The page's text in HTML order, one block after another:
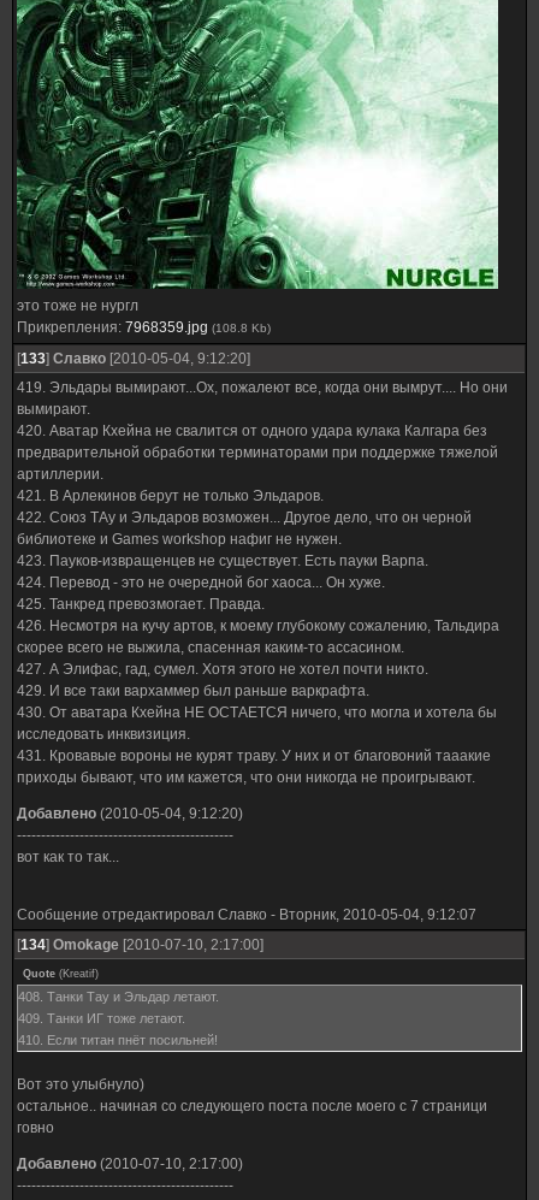
это тоже не нургл
Прикрепления: 7968359.jpg (108.8 Kb)
[133] Славко [2010-05-04, 9:12:20]
419. Эльдары вымирают...Ох, пожалеют все, когда они вымрут.... Но они
вымирают.
420. Аватар Кхейна не свалится от одного удара кулака Калгара без
предварительной обработки терминаторами при поддержке тяжелой
артиллерии.
421. В Арлекинов берут не только Эльдаров.
422. Союз ТАу и Эльдаров возможен... Другое дело, что он черной
библиотеке и Games workshop нафиг не нужен.
423. Пауков-извращенцев не существует. Есть пауки Варпа.
424. Перевод - это не очередной бог хаоса... Он хуже.
425. Танкред превозмогает. Правда.
426. Несмотря на кучу артов, к моему глубокому сожалению, Тальдира
скорее всего не выжила, спасенная каким-то ассасином.
427. А Элифас, гад, сумел. Хотя этого не хотел почти никто.
429. И все таки вархаммер был раньше варкрафта.
430. От аватара Кхейна НЕ ОСТАЕТСЯ ничего, что могла и хотела бы
исследовать инквизиция.
431. Кровавые вороны не курят траву. У них и от благовоний тааакие
приходы бывают, что им кажется, что они никогда не проигрывают.
Добавлено (2010-05-04, 9:12:20)
---------------------------------------------
вот как то так...
Сообщение отредактировал Славко - Вторник, 2010-05-04, 9:12:07
[134] Omokage [2010-07-10, 2:17:00]
Quote (Kreatif)
408. Танки Тау и Эльдар летают.
409. Танки ИГ тоже летают.
410. Если титан пнёт посильней!
Вот это улыбнуло)
остальное.. начиная со следующего поста после моего с 7 страници
говно
Добавлено (2010-07-10, 2:17:00)
---------------------------------------------